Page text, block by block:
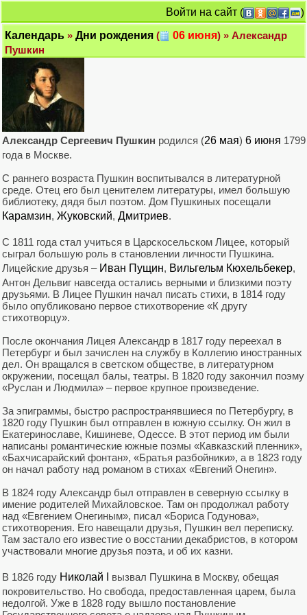
Войти на сайт (
)
Календарь » Дни рождения ( 06 июня) » Александр
Пушкин
Александр Сергеевич Пушкин родился (26 мая) 6 июня 1799
года в Москве.
С раннего возраста Пушкин воспитывался в литературной
среде. Отец его был ценителем литературы, имел большую
библиотеку, дядя был поэтом. Дом Пушкиных посещали
Карамзин, Жуковский, Дмитриев.
С 1811 года стал учиться в Царскосельском Лицее, который
сыграл большую роль в становлении личности Пушкина.
Лицейские друзья – Иван Пущин, Вильгельм Кюхельбекер,
Антон Дельвиг навсегда остались верными и близкими поэту
друзьями. В Лицее Пушкин начал писать стихи, в 1814 году
было опубликовано первое стихотворение «К другу
стихотворцу».
После окончания Лицея Александр в 1817 году переехал в
Петербург и был зачислен на службу в Коллегию иностранных
дел. Он вращался в светском обществе, в литературном
окружении, посещал балы, театры. В 1820 году закончил поэму
«Руслан и Людмила» – первое крупное произведение.
За эпиграммы, быстро распространявшиеся по Петербургу, в
1820 году Пушкин был отправлен в южную ссылку. Он жил в
Екатеринославе, Кишиневе, Одессе. В этот период им были
написаны романтические южные поэмы «Кавказский пленник»,
«Бахчисарайский фонтан», «Братья разбойники», а в 1823 году
он начал работу над романом в стихах «Евгений Онегин».
В 1824 году Александр был отправлен в северную ссылку в
имение родителей Михайловское. Там он продолжал работу
над «Евгением Онегиным», писал «Бориса Годунова»,
стихотворения. Его навещали друзья, Пушкин вел переписку.
Там застало его известие о восстании декабристов, в котором
участвовали многие друзья поэта, и об их казни.
В 1826 году Николай I
вызвал Пушкина в Москву, обещая
покровительство. Но свобода, предоставленная царем, была
недолгой. Уже в 1828 году вышло постановление